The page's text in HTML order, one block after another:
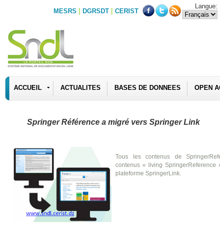
MESRS | DGRSDT | CERIST
Langue:
ACCUEIL ACTUALITES BASES DE DONNEES OPEN
Springer Référence a migré vers Springer Link
Tous les contenus de
contenus « living SpringerReference
plateforme SpringerLink.